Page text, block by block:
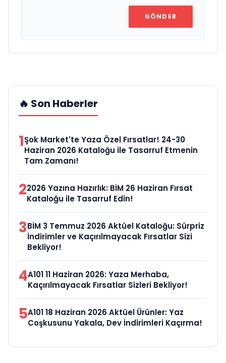
GÖNDER
🔥 Son Haberler
1Şok Market'te Yaza Özel Fırsatlar! 24-30
Haziran 2026 Kataloğu ile Tasarruf Etmenin
Tam Zamanı!
22026 Yazına Hazırlık: BİM 26 Haziran Fırsat
Kataloğu ile Tasarruf Edin!
3BİM 3 Temmuz 2026 Aktüel Kataloğu: Sürpriz
İndirimler ve Kaçırılmayacak Fırsatlar Sizi
Bekliyor!
4A101 11 Haziran 2026: Yaza Merhaba,
Kaçırılmayacak Fırsatlar Sizleri Bekliyor!
5A101 18 Haziran 2026 Aktüel Ürünler: Yaz
Coşkusunu Yakala, Dev İndirimleri Kaçırma!